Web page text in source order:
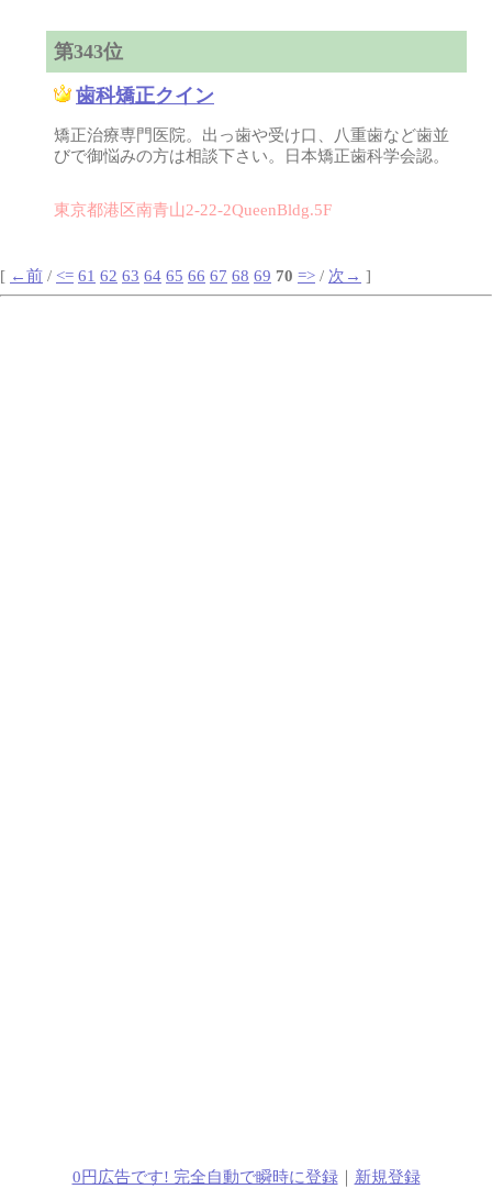
第343位
歯科矯正クイン
矯正治療専門医院。出っ歯や受け口、八重歯など歯並
びで御悩みの方は相談下さい。日本矯正歯科学会認。
東京都港区南青山2-22-2QueenBldg.5F
[ ←前 / <= 61 62 63 64 65 66 67 68 69 70 => / 次→ ]
0円広告です! 完全自動で瞬時に登録｜ 新規登録